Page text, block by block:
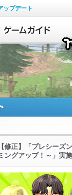
ップデート
【修正】「プレシー
ングアップ！～」実